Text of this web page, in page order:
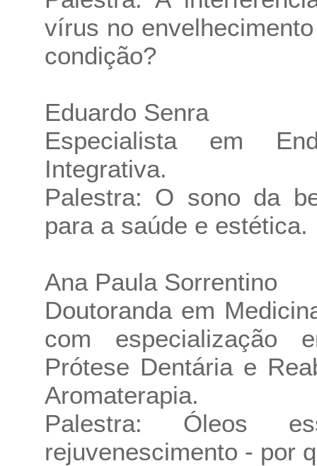
vírus no
condição?
Eduardo Senra
Especialista em
Integrativa.
Palestra: O sono da
para a saúde e estética.
Ana Paula Sorrentino
Doutoranda em
com especialização
Prótese Dentária e
Aromaterapia.
Palestra: Óleos
rejuvenescimento - por